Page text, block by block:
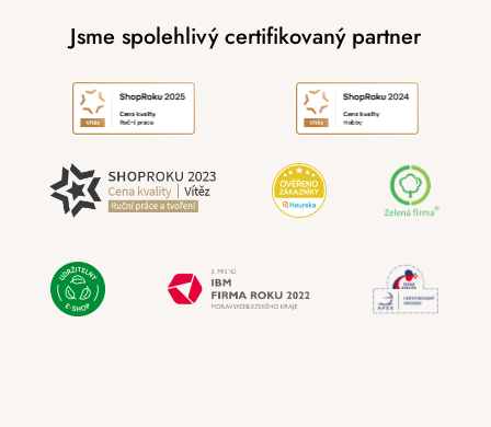
Jsme spolehlivý certifikovaný partner